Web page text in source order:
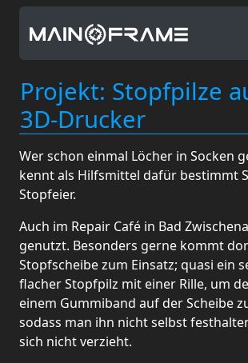
Projekt: Stopfpilze
3D-Drucker
Wer schon einmal Löcher in Socken
kennt als Hilfsmittel dafür bestimmt
Stopfeier.
Auch im Repair Café in Bad
genutzt. Besonders gerne kommt
Stopfscheibe zum Einsatz; quasi ein
flacher Stopfpilz mit einer Rille, um
einem Gummiband auf der Scheibe
sodass man ihn nicht selbst
sich nicht verzieht.